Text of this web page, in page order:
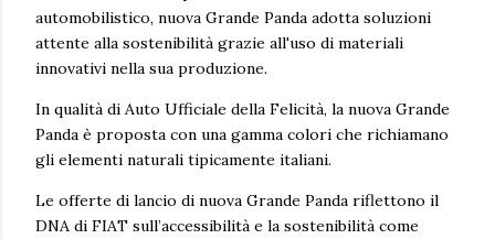
automobilistico, nuova Grande Panda adotta soluzioni
attente alla sostenibilità grazie all'uso di materiali
innovativi nella sua produzione.
In qualità di Auto Ufficiale della Felicità, la nuova Grande
Panda è proposta con una gamma colori che richiamano
gli elementi naturali tipicamente italiani.
Le offerte di lancio di nuova Grande Panda riflettono il
DNA di FIAT sull’accessibilità e la sostenibilità come